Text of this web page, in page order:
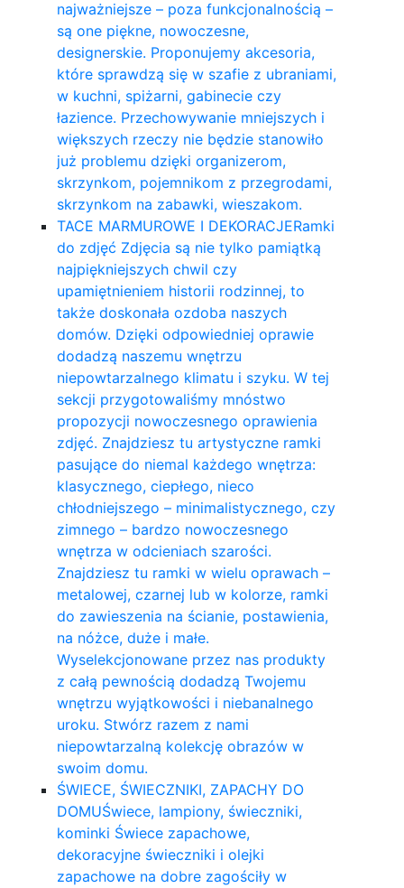
najważniejsze – poza funkcjonalnością –
są one piękne, nowoczesne,
designerskie. Proponujemy akcesoria,
które sprawdzą się w szafie z ubraniami,
w kuchni, spiżarni, gabinecie czy
łazience. Przechowywanie mniejszych i
większych rzeczy nie będzie stanowiło
już problemu dzięki organizerom,
skrzynkom, pojemnikom z przegrodami,
skrzynkom na zabawki, wieszakom.
TACE MARMUROWE I DEKORACJERamki
do zdjęć Zdjęcia są nie tylko pamiątką
najpiękniejszych chwil czy
upamiętnieniem historii rodzinnej, to
także doskonała ozdoba naszych
domów. Dzięki odpowiedniej oprawie
dodadzą naszemu wnętrzu
niepowtarzalnego klimatu i szyku. W tej
sekcji przygotowaliśmy mnóstwo
propozycji nowoczesnego oprawienia
zdjęć. Znajdziesz tu artystyczne ramki
pasujące do niemal każdego wnętrza:
klasycznego, ciepłego, nieco
chłodniejszego – minimalistycznego, czy
zimnego – bardzo nowoczesnego
wnętrza w odcieniach szarości.
Znajdziesz tu ramki w wielu oprawach –
metalowej, czarnej lub w kolorze, ramki
do zawieszenia na ścianie, postawienia,
na nóżce, duże i małe.
Wyselekcjonowane przez nas produkty
z całą pewnością dodadzą Twojemu
wnętrzu wyjątkowości i niebanalnego
uroku. Stwórz razem z nami
niepowtarzalną kolekcję obrazów w
swoim domu.
ŚWIECE, ŚWIECZNIKI, ZAPACHY DO
DOMUŚwiece, lampiony, świeczniki,
kominki Świece zapachowe,
dekoracyjne świeczniki i olejki
zapachowe na dobre zagościły w